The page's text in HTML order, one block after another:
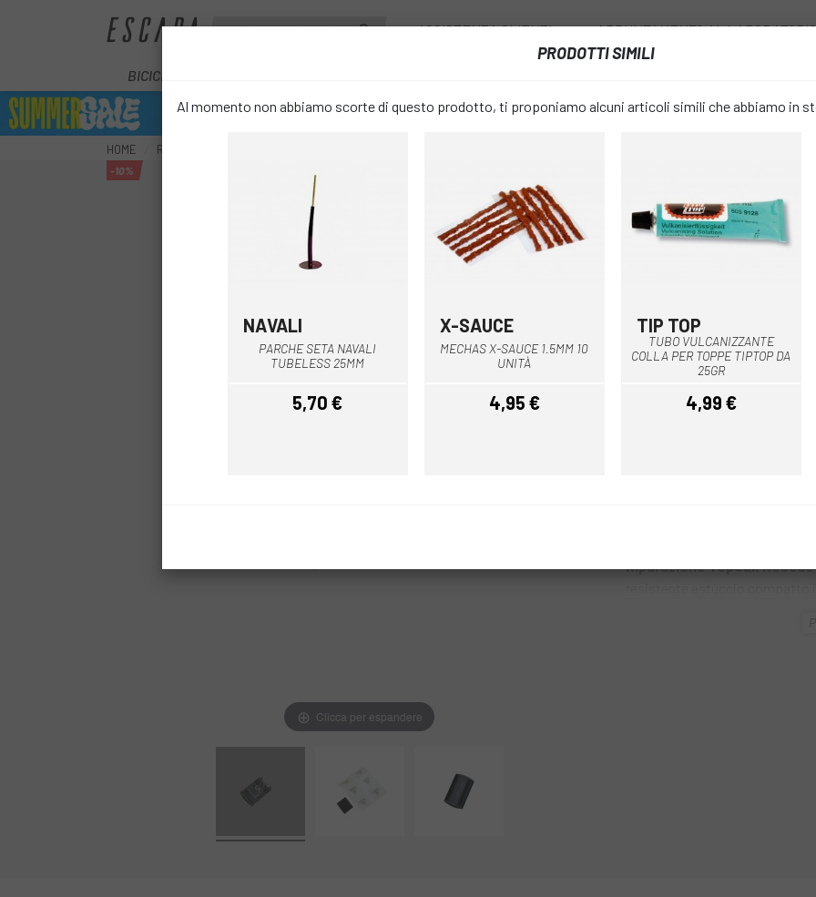
ASSISTENZA CLIENTI APPUNTAMENTO AL
BICICLETTE
HOME RUOTE
favorite_border
-10%
Clicca per espandere
SCATOLA
TOPEAK
MISURARE: Soltanto
DX92TRB02
PRODOTTI SIMILI
Al momento non abbiamo scorte di questo prodotto, ti proponiamo alcuni articoli simili che abbiamo in
NAVALI
PARCHE SETA NAVALI
TUBELESS 25MM
Prezzo
5,70 €
X-SAUCE
MECHAS X-SAUCE 1.5MM 10
UNITÀ
Prezzo
4,95 €
TIP TOP
TUBO VULCANIZZANTE
COLLA PER TOPPE TIPTOP DA
25GR
Prezzo
4,99 €
Riparazione Topeak
toppe senza colla FlyPaper.